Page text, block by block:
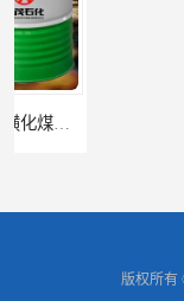
版权所有